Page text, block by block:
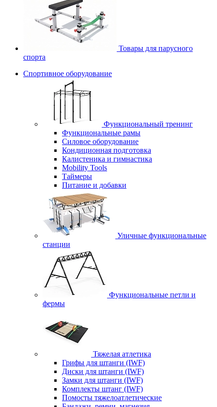
Товары для парусного
спорта
Спортивное оборудование
Функциональный тренинг
Функциональные рамы
Силовое оборудование
Кондиционная подготовка
Калистеника и гимнастика
Mobility Tools
Таймеры
Питание и добавки
Уличные функциональные
станции
Функциональные петли и
фермы
Тяжелая атлетика
Грифы для штанги (IWF)
Диски для штанги (IWF)
Замки для штанги (IWF)
Комплекты штанг (IWF)
Помосты тяжелоатлетические